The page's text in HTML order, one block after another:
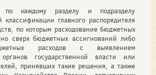
по каждому разделу и подразделу
классификации главного распорядителя
по которым расходование бюджетных
сверх бюджетных ассигнований либо
расходов с выявлением
органов государственной власти или
принявших такие решения, а также